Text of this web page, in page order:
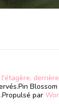
Pin
.Propulsé par